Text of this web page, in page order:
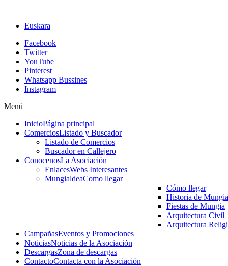
Euskara
Facebook
Twitter
YouTube
Pinterest
Whatsapp Bussines
Instagram
Menú
InicioPágina principal
ComerciosListado y Buscador
Listado de Comercios
Buscador en Callejero
ConocenosLa Asociación
EnlacesWebs Interesantes
MungialdeaComo llegar
Cómo llegar
Historia de Mungia
Fiestas de Mungia
Arquitectura Civil
Arquitectura
CampañasEventos y Promociones
NoticiasNoticias de la Asociación
DescargasZona de descargas
ContactoContacta con la Asociación